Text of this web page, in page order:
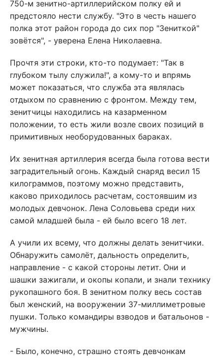
750-м зенитно-артиллерийском полку ей и
предстояло нести службу. "Это в честь нашего
полка этот район города до сих пор "Зениткой"
зовётся", - уверена Елена Николаевна.
Прочтя эти строки, кто-то подумает: "Так в
глубоком тылу служила!", а кому-то и впрямь
может показаться, что служба эта являлась
отдыхом по сравнению с фронтом. Между тем,
зенитчицы находились на казарменном
положении, то есть жили возле своих позиций в
примитивных необорудованных бараках.
Их зенитная артиллерия всегда была готова вести
заградительный огонь. Каждый снаряд весил 15
килограммов, поэтому можно представить,
каково приходилось расчетам, состоявшим из
молодых девчонок. Лена Соловьева среди них
самой младшей была - ей было всего 18 лет.
А учили их всему, что должны делать зенитчики.
Обнаружить самолёт, дальность определить,
направление - с какой стороны летит. Они и
шашки зажигали, и окопы копали, и знали технику
рукопашного боя. В зенитном полку весь состав
был женский, на вооружении 37-миллиметровые
пушки. Только командиры взводов и батальонов -
мужчины.
- Было, конечно, страшно стоять девчонкам